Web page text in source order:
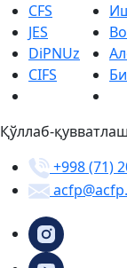
CFS
JES
DiPNUz
CIFS
Қўллаб-
+998 (71)